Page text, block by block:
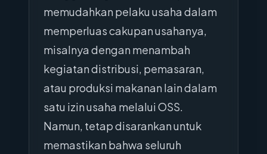
memudahkan pelaku usaha dalam
memperluas cakupan usahanya,
misalnya dengan menambah
kegiatan distribusi, pemasaran,
atau produksi makanan lain dalam
satu izin usaha melalui OSS.
Namun, tetap disarankan untuk
memastikan bahwa seluruh